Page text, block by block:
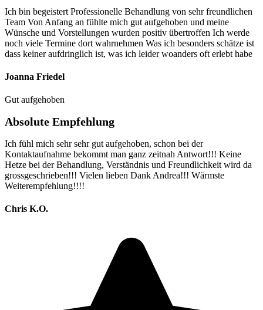
Ich bin begeistert Professionelle Behandlung von sehr freundlichen
Team Von Anfang an fühlte mich gut aufgehoben und meine
Wünsche und Vorstellungen wurden positiv übertroffen Ich werde
noch viele Termine dort wahrnehmen Was ich besonders schätze ist
dass keiner aufdringlich ist, was ich leider woanders oft erlebt habe
Joanna Friedel
Gut aufgehoben
Absolute Empfehlung
Ich fühl mich sehr sehr gut aufgehoben, schon bei der
Kontaktaufnahme bekommt man ganz zeitnah Antwort!!! Keine
Hetze bei der Behandlung, Verständnis und Freundlichkeit wird da
grossgeschrieben!!! Vielen lieben Dank Andrea!!! Wärmste
Weiterempfehlung!!!!
Chris K.O.